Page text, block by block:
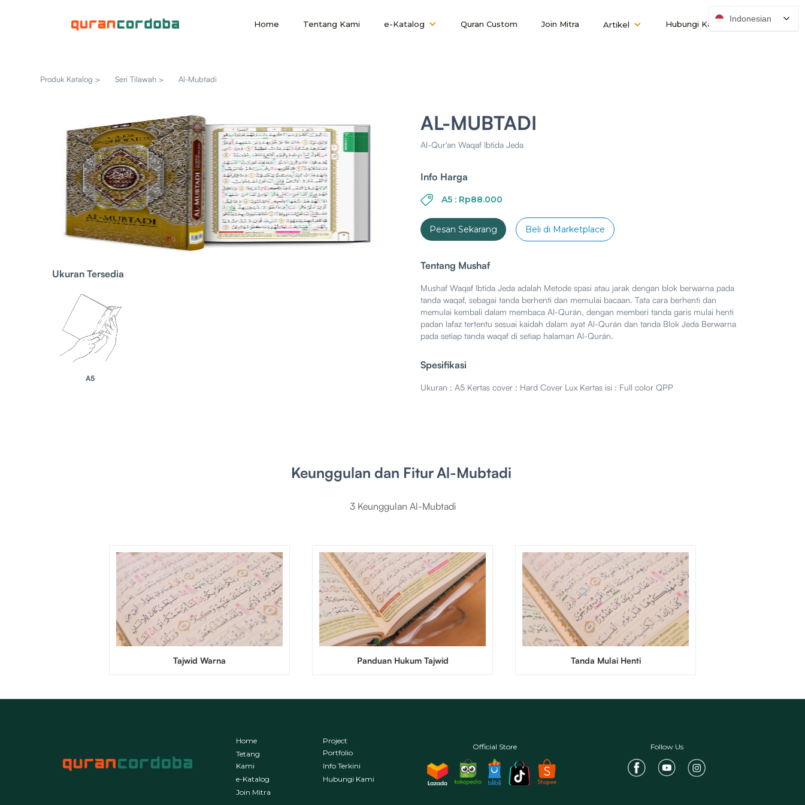
Home Tentang Kami e-Katalog Quran Custom Join Mitra Artikel Hubungi Kami
Produk Katalog > Seri Tilawah > Al-Mubtadi
Ukuran Tersedia
A5
AL-MUBTADI
Al-Qur'an Waqaf Ibtida Jeda
Info Harga
A5 : Rp88.000
Pesan Sekarang Beli di Marketplace
Tentang Mushaf
Mushaf Waqaf Ibtida Jeda adalah Metode spasi atau jarak dengan blok berwarna pada
tanda waqaf, sebagai tanda berhenti dan memulai bacaan. Tata cara berhenti dan
memulai kembali dalam membaca Al-Qurán, dengan memberi tanda garis mulai henti
padan lafaz tertentu sesuai kaidah dalam ayat Al-Qurán dan tanda Blok Jeda Berwarna
pada setiap tanda waqaf di setiap halaman Al-Qurán.
Spesifikasi
Ukuran : A5 Kertas cover : Hard Cover Lux Kertas isi : Full color QPP
Keunggulan dan FiturAl-Mubtadi
3 Keunggulan Al-Mubtadi
Tajwid Warna Panduan Hukum Tajwid Tanda Mulai Henti
Home
Tetang
Kami
e-Katalog
Join Mitra
Project
Portfolio
Info Terkini
Hubungi Kami
Official Store Follow Us
Indonesian